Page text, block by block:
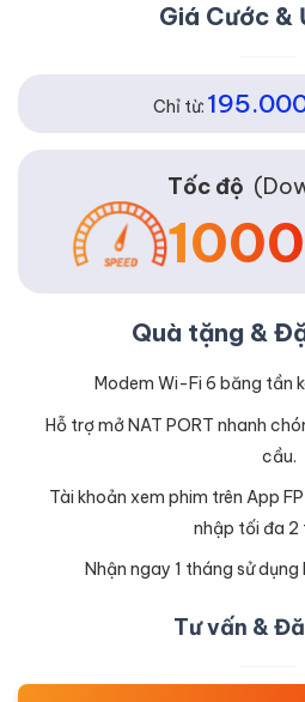
Giá Cước &
Chỉ từ:
Tốc độ
1000
Quà tặng &
Modem Wi-Fi 6 băng tần
Hỗ trợ mở NAT PORT nhanh
cầu.
Tài khoản xem phim trên App
nhập tối đa 2
Nhận ngay 1 tháng sử
Tư vấn &